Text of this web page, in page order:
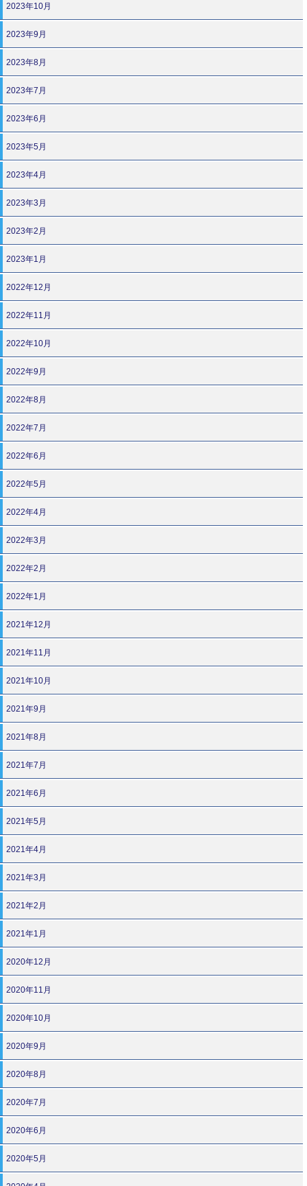
2023年10月
2023年9月
2023年8月
2023年7月
2023年6月
2023年5月
2023年4月
2023年3月
2023年2月
2023年1月
2022年12月
2022年11月
2022年10月
2022年9月
2022年8月
2022年7月
2022年6月
2022年5月
2022年4月
2022年3月
2022年2月
2022年1月
2021年12月
2021年11月
2021年10月
2021年9月
2021年8月
2021年7月
2021年6月
2021年5月
2021年4月
2021年3月
2021年2月
2021年1月
2020年12月
2020年11月
2020年10月
2020年9月
2020年8月
2020年7月
2020年6月
2020年5月